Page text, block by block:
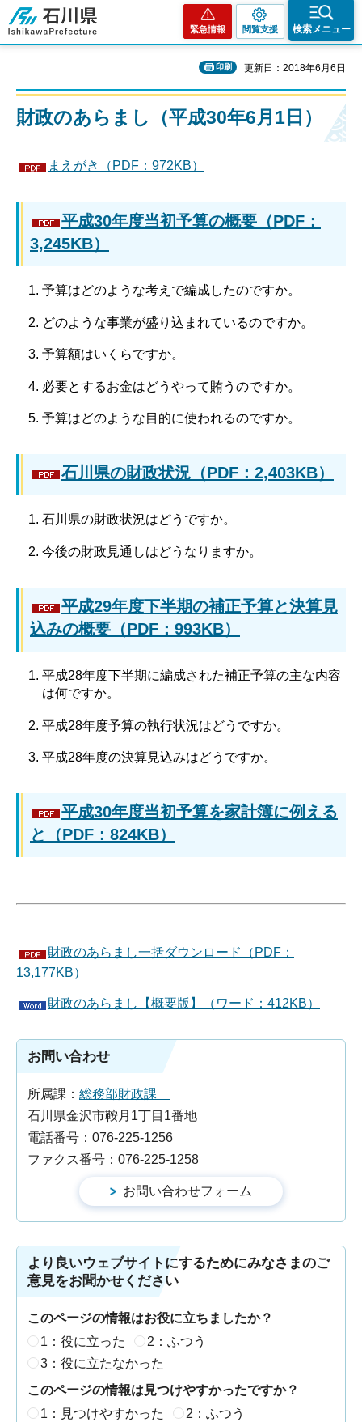
石川県
緊急情報 閲覧支援 検索メニュー
印刷 更新日：2018年6月6日
財政のあらまし（平成30年6月1日）
まえがき（PDF：972KB）
平成30年度当初予算の概要（PDF：
3,245KB）
予算はどのような考えで編成したのですか。
どのような事業が盛り込まれているのですか。
予算額はいくらですか。
必要とするお金はどうやって賄うのですか。
予算はどのような目的に使われるのですか。
石川県の財政状況（PDF：2,403KB）
石川県の財政状況はどうですか。
今後の財政見通しはどうなりますか。
平成29年度下半期の補正予算と決算見
込みの概要（PDF：993KB）
平成28年度下半期に編成された補正予算の主な内容
は何ですか。
平成28年度予算の執行状況はどうですか。
平成28年度の決算見込みはどうですか。
平成30年度当初予算を家計簿に例える
と（PDF：824KB）
財政のあらまし一括ダウンロード（PDF：
13,177KB）
財政のあらまし【概要版】（ワード：412KB）
お問い合わせ
所属課： 総務部財政課
石川県金沢市鞍月1丁目1番地
電話番号：076-225-1256
ファクス番号：076-225-1258
より良いウェブサイトにするためにみなさまのご
意見をお聞かせください
このページの情報はお役に立ちましたか？
1：役に立った
2：ふつう
3：役に立たなかった
このページの情報は見つけやすかったですか？
1：見つけやすかった
2：ふつう